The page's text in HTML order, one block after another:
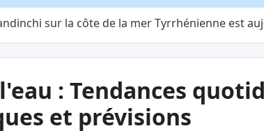
sur la côte de la mer Tyrrhénienne est
: Tendances
et prévisions